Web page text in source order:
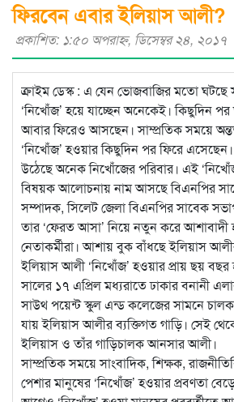
ফিরবেন এবার ইলিয়াস আলী?
প্রকাশিত: ১:৫০ অপরাহ্ণ, ডিসেম্বর ২৪, ২০১৭
ক্রাইম ডেস্ক : এ যেন ভোজবাজির মতো
‘নিখোঁজ’ হয়ে যাচ্ছেন অনেকেই। কিছুদিন
আবার ফিরেও আসছেন। সাম্প্রতিক সময়ে
‘নিখোঁজ’ হওয়ার কিছুদিন পর ফিরে
উঠেছে অনেক নিখোঁজের পরিবার। এই
বিষয়ক আলোচনায় নাম আসছে বিএনপির
সম্পাদক, সিলেট জেলা বিএনপির সাবেক
তার ‘ফেরত আসা’ নিয়ে নতুন করে আশাবাদী
নেতাকর্মীরা। আশায় বুক বাঁধছে ইলিয়াস
ইলিয়াস আলী ‘নিখোঁজ’ হওয়ার প্রায় ছয়
সালের ১৭ এপ্রিল মধ্যরাতে ঢাকার বনানী
সাউথ পয়েন্ট স্কুল এন্ড কলেজের সামনে
যায় ইলিয়াস আলীর ব্যক্তিগত গাড়ি। সেই
ইলিয়াস ও তাঁর গাড়িচালক আনসার আলী।
সাম্প্রতিক সময়ে সাংবাদিক, শিক্ষক,
পেশার মানুষের ‘নিখোঁজ’ হওয়ার প্রবণতা